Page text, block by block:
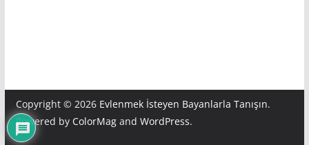
Copyright © 2026 Evlenmek İsteyen Bayanlarla Tanışın.
Powered by ColorMagand WordPress.